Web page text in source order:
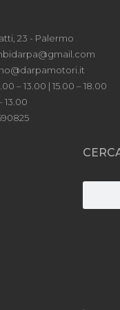
23 - Palermo
– 13.00 | 15.00 – 18.00
13.00